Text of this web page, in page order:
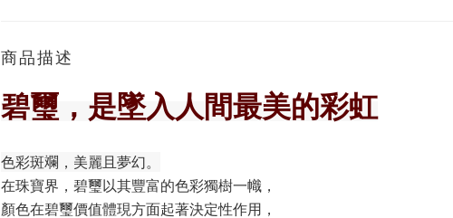
商品描述
碧璽，是墜入人間最美的彩虹
色彩斑斕，美麗且夢幻。
在珠寶界，碧璽以其豐富的色彩獨樹一幟，
顏色在碧璽價值體現方面起著決定性作用，